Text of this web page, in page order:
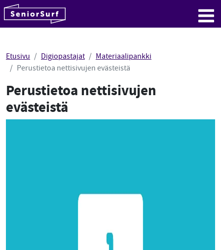
Hyppää sisältöön
Etusivu Digiopastajat
Materiaalipankki
Perustietoa nettisivujen evästeistä
Perustietoa nettisivujen
evästeistä